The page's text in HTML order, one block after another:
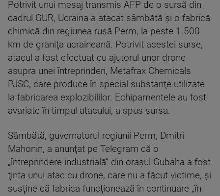
Potrivit unui mesaj transmis AFP de o sursă din
cadrul GUR, Ucraina a atacat sâmbătă şi o fabrică
chimică din regiunea rusă Perm, la peste 1.500
km de graniţa ucraineană. Potrivit acestei surse,
atacul a fost efectuat cu ajutorul unor drone
asupra unei întreprinderi, Metafrax Chemicals
PJSC, care produce în special substanţe utilizate
la fabricarea explozibililor. Echipamentele au fost
avariate în timpul atacului, a spus sursa.
Sâmbătă, guvernatorul regiunii Perm, Dmitri
Mahonin, a anunţat pe Telegram că o
„întreprindere industrială” din oraşul Gubaha a fost
ţinta unui atac cu drone, care nu a făcut victime, şi
susţine că fabrica funcţionează în continuare „în